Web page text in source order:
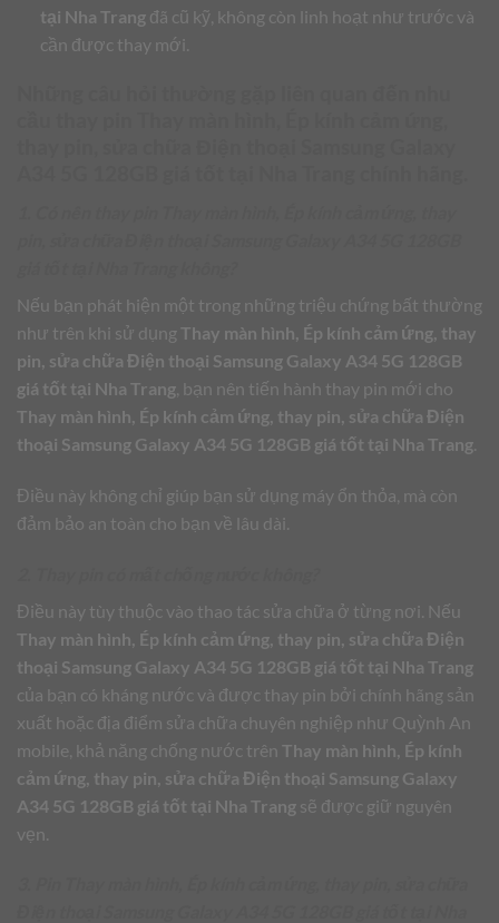
tại Nha Trangđã cũ kỹ, không còn linh hoạt như trước và
cần được thay mới.
Nếu bạn phát hiện một trong những triệu chứng bất thường
như trên khi sử dụng Thay màn hình, Ép kính cảm ứng, thay
pin, sửa chữa Điện thoại Samsung Galaxy A34 5G 128GB
giá tốt tại Nha Trang , bạn nên tiến hành thay pin mới cho
Thay màn hình, Ép kính cảm ứng, thay pin, sửa chữa Điện
thoại Samsung Galaxy A34 5G 128GB giá tốt tại Nha Trang.
Điều này không chỉ giúp bạn sử dụng máy ổn thỏa, mà còn
đảm bảo an toàn cho bạn về lâu dài.
Điều này tùy thuộc vào thao tác sửa chữa ở từng nơi. Nếu
Thay màn hình, Ép kính cảm ứng, thay pin, sửa chữa Điện
thoại Samsung Galaxy A34 5G 128GB giá tốt tại Nha Trang
của bạn có kháng nước và được thay pin bởi chính hãng sản
xuất hoặc địa điểm sửa chữa chuyên nghiệp như Quỳnh An
mobile, khả năng chống nước trên Thay màn hình, Ép kính
cảm ứng, thay pin, sửa chữa Điện thoại Samsung Galaxy
A34 5G 128GB giá tốt tại Nha Trang sẽ được giữ nguyên
vẹn.